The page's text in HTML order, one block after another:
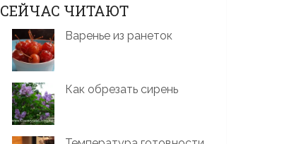
СЕЙЧАС ЧИТАЮТ
Варенье из ранеток
Как обрезать сирень